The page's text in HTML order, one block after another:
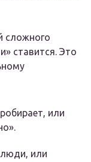
сложного
ставится. Это
или
или